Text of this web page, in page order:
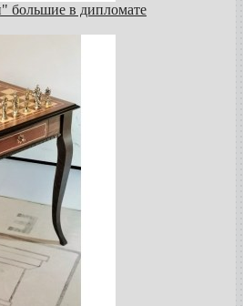
в дипломате